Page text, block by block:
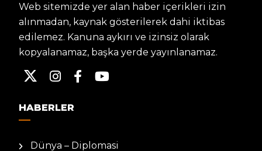
Web sitemizde yer alan haber içerikleri izin
alınmadan, kaynak gösterilerek dahi iktibas
edilemez. Kanuna aykırı ve izinsiz olarak
kopyalanamaz, başka yerde yayınlanamaz.
HABERLER
Dünya – Diplomasi